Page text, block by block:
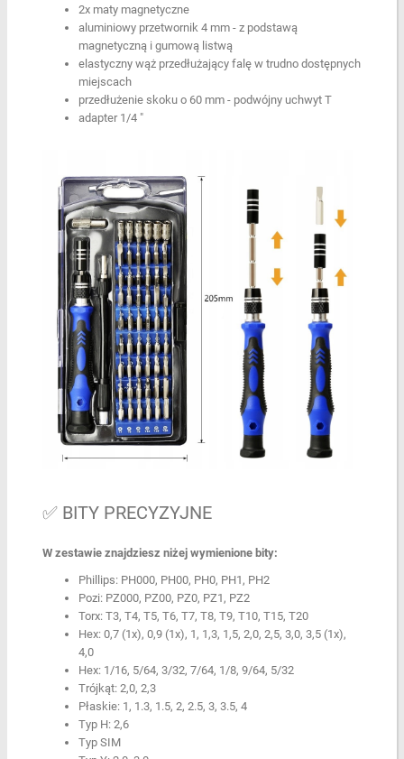
2x maty magnetyczne
aluminiowy przetwornik 4 mm - z podstawą
magnetyczną i gumową listwą
elastyczny wąż przedłużający falę w trudno dostępnych
miejscach
przedłużenie skoku o 60 mm - podwójny uchwyt T
adapter 1/4 "
✅ BITY PRECYZYJNE
W zestawie znajdziesz niżej wymienione bity:
Phillips: PH000, PH00, PH0, PH1, PH2
Pozi: PZ000, PZ00, PZ0, PZ1, PZ2
Torx: T3, T4, T5, T6, T7, T8, T9, T10, T15, T20
Hex: 0,7 (1x), 0,9 (1x), 1, 1,3, 1,5, 2,0, 2,5, 3,0, 3,5 (1x),
4,0
Hex: 1/16, 5/64, 3/32, 7/64, 1/8, 9/64, 5/32
Trójkąt: 2,0, 2,3
Płaskie: 1, 1.3, 1.5, 2, 2.5, 3, 3.5, 4
Typ H: 2,6
Typ SIM